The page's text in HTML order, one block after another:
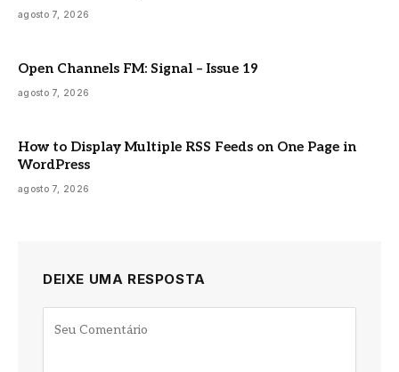
agosto 7, 2026
Open Channels FM: Signal – Issue 19
agosto 7, 2026
How to Display Multiple RSS Feeds on One Page in
WordPress
agosto 7, 2026
DEIXE UMA RESPOSTA